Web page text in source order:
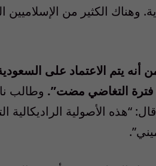
وهناك الكثير من
يتم الاعتماد على السعودية
فترة التغاضي مضت”. وطالب
وقال: “هذه الأصولية